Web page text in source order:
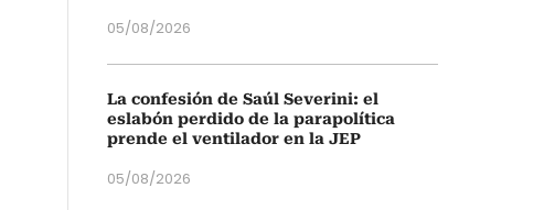
05/08/2026
La confesión de Saúl Severini: el
eslabón perdido de la parapolítica
prende el ventilador en la JEP
05/08/2026